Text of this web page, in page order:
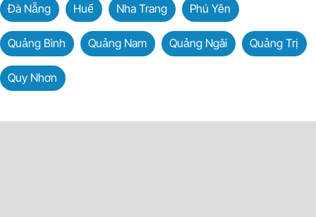
Đà Nẵng Huế Nha Trang Phú Yên
Quảng Bình Quảng Nam Quảng Ngãi Quảng Trị
Quy Nhơn